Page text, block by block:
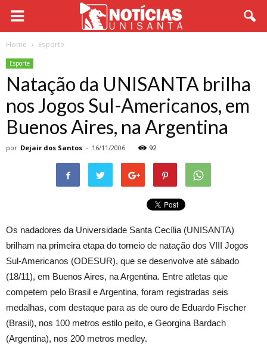
Home Esporte
Esporte
Natação da UNISANTA brilha
nos Jogos Sul-Americanos, em
Buenos Aires, na Argentina
por Dejair dos Santos - 16/11/2006 92
Os nadadores da Universidade Santa Cecília (UNISANTA)
brilham na primeira etapa do torneio de natação dos VIII Jogos
Sul-Americanos (ODESUR), que se desenvolve até sábado
(18/11), em Buenos Aires, na Argentina. Entre atletas que
competem pelo Brasil e Argentina, foram registradas seis
medalhas, com destaque para as de ouro de Eduardo Fischer
(Brasil), nos 100 metros estilo peito, e Georgina Bardach
(Argentina), nos 200 metros medley.